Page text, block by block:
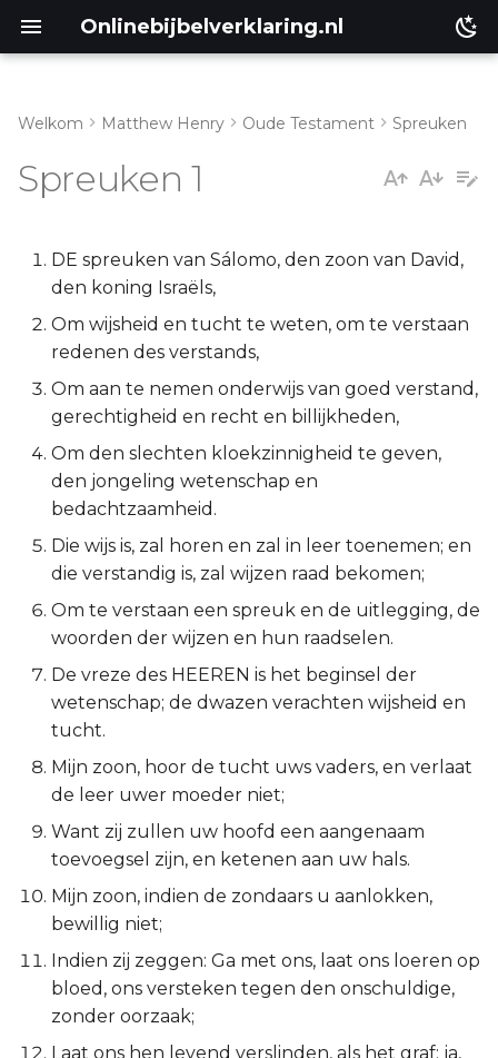
Onlinebijbelverklaring.nl
Spreuken 1:1-6
Spreuken 1:7-9
Spreuken 1:10-19
Markus
Lukas
Johannes
Romeinen
1 Korinthe
2 Korinthe
Galaten
Éfeze
Filipenzen
1 Thessalonicenzen
2 Thessalonicenzen
1 Timótheüs
2 Timótheüs
Titus
Welkom Matthew Henry Oude Testament Spreuken
Spreuken 1
DE spreuken van Sálomo, den zoon van David,
den koning Israëls,
Om wijsheid en tucht te weten, om te verstaan
redenen des verstands,
Om aan te nemen onderwijs van goed verstand,
gerechtigheid en recht en billijkheden,
Om den slechten kloekzinnigheid te geven,
den jongeling wetenschap en
bedachtzaamheid.
Die wijs is, zal horen en zal in leer toenemen; en
die verstandig is, zal wijzen raad bekomen;
Om te verstaan een spreuk en de uitlegging, de
woorden der wijzen en hun raadselen.
De vreze des HEEREN is het beginsel der
wetenschap; de dwazen verachten wijsheid en
tucht.
Mijn zoon, hoor de tucht uws vaders, en verlaat
de leer uwer moeder niet;
Want zij zullen uw hoofd een aangenaam
toevoegsel zijn, en ketenen aan uw hals.
Mijn zoon, indien de zondaars u aanlokken,
bewillig niet;
Indien zij zeggen: Ga met ons, laat ons loeren op
bloed, ons versteken tegen den onschuldige,
zonder oorzaak;
Laat ons hen levend verslinden, als het graf; ja,